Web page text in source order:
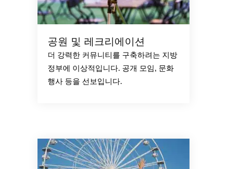
공원 및 레크리에이션
더 강력한 커뮤니티를 구축하려는 지방
정부에 이상적입니다. 공개 모임, 문화
행사 등을 선보입니다.